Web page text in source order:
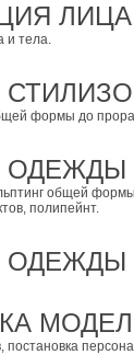
и тела.
формы до
общей
полипейнт.
постановка